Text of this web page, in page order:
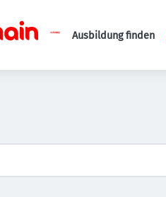
Ausbildung finden